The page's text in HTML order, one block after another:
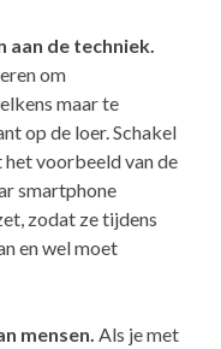
de techniek.
om
maar te
op de loer. Schakel
voorbeeld van de
smartphone
zodat ze tijdens
en wel moet
mensen. Als je met